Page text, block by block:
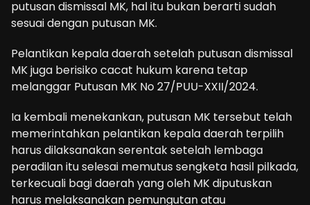
putusan dismissal MK, hal itu bukan berarti sudah
sesuai dengan putusan MK.
Pelantikan kepala daerah setelah putusan dismissal
MK juga berisiko cacat hukum karena tetap
melanggar Putusan MK No 27/PUU-XXII/2024.
Ia kembali menekankan, putusan MK tersebut telah
memerintahkan pelantikan kepala daerah terpilih
harus dilaksanakan serentak setelah lembaga
peradilan itu selesai memutus sengketa hasil pilkada,
terkecuali bagi daerah yang oleh MK diputuskan
harus melaksanakan pemungutan atau